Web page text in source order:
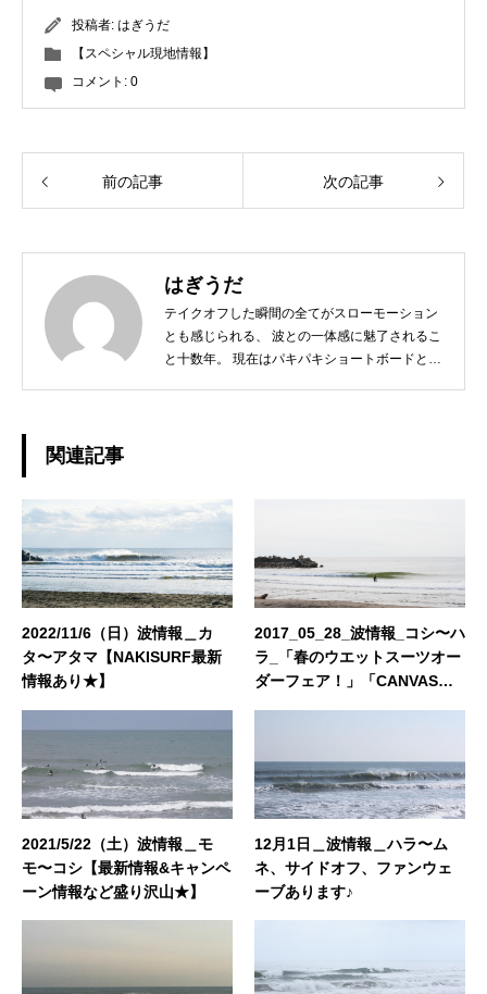
投稿者: はぎうだ
【スペシャル現地情報】
コメント: 0
前の記事 次の記事
はぎうだ
テイクオフした瞬間の全てがスローモーション
とも感じられる、 波との一体感に魅了されるこ
と十数年。 現在はパキパキショートボードとは
の釣りやアウトドア、愛猫との日常などもご紹
介できればと思います！ どうぞよろしくお願い
ト運営・企画・プロモーション◆東京都出身：
一宮町在住 ◆誕生日：1983年4月29日
関連記事
2022/11/6（日）波情報＿カ
タ〜アタマ【NAKISURF最新
情報あり★】
2017_05_28_波情報_コシ〜ハ
ラ_「春のウエットスーツオー
ダーフェア！」「CANVASキ
2021/5/22（土）波情報＿モ
モ〜コシ【最新情報&キャンペ
ーン情報など盛り沢山★】
12月1日＿波情報＿ハラ〜ム
ネ、サイドオフ、ファンウェ
ーブあります♪